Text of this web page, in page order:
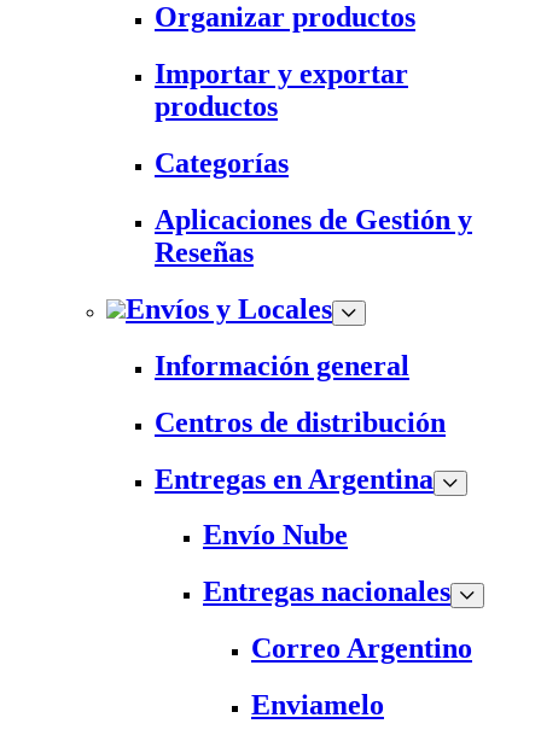
Organizar productos
Importar y exportar
productos
Categorías
Aplicaciones de Gestión y
Reseñas
Envíos y Locales
Información general
Centros de distribución
Entregas en Argentina
Envío Nube
Entregas nacionales
Correo Argentino
Enviamelo